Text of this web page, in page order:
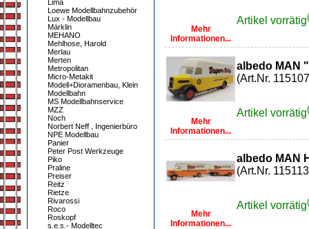
Lima
Loewe Modellbahnzubehör
Lux - Modellbau
Märklin
MEHANO
Mehlhose, Harold
Merlau
Merten
Metropolitan
Micro-Metakit
Modell+Dioramenbau, Klein
Modellbahn
MS Modellbahnservice
MZZ
Noch
Norbert Neff , Ingenierbüro
NPE Modellbau
Panier
Peter Post Werkzeuge
Piko
Praline
Preiser
Reitz
Rietze
Rivarossi
Roco
Roskopf
s.e.s.- Modelltec
Mehr
Informationen...
Artikel vorrätig
Mehr
Informationen...
albedo MAN
(Art.Nr.
Artikel vorrätig
Mehr
Informationen...
albedo MAN
(Art.Nr.
Artikel vorrätig